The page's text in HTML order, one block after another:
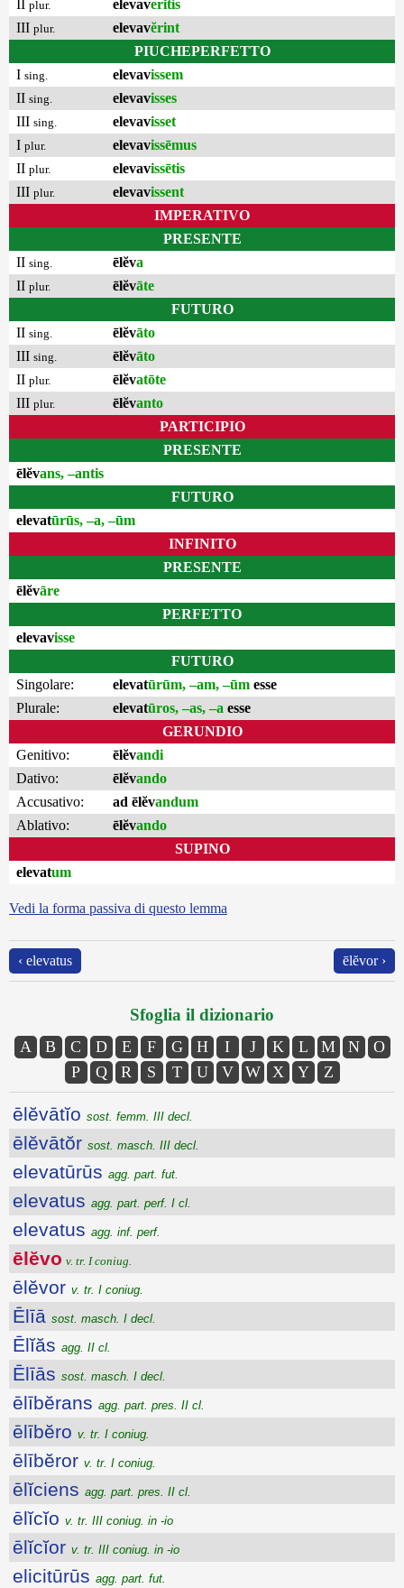
plur. elevaverĭtis
III plur. elevavĕrint
PIUCHEPERFETTO
I sing. elevavissem
II sing. elevavisses
III sing. elevavisset
I plur. elevavissēmus
II plur. elevavissētis
III plur. elevavissent
IMPERATIVO
PRESENTE
II sing. ēlĕva
II plur. ēlĕvāte
FUTURO
II sing. ēlĕvāto
III sing. ēlĕvāto
II plur. ēlĕvatōte
III plur. ēlĕvanto
PARTICIPIO
PRESENTE
ēlĕvans, –antis
FUTURO
elevatūrūs, –a, –ūm
INFINITO
PRESENTE
ēlĕvāre
PERFETTO
elevavisse
FUTURO
Singolare:
elevatūrūm, –am, –ūm esse
Plurale:
elevatūros, –as, –a esse
GERUNDIO
Genitivo:
ēlĕvandi
Dativo:
ēlĕvando
Accusativo:
ad ēlĕvandum
Ablativo:
ēlĕvando
SUPINO
elevatum
Vedi la forma passiva di questo lemma
‹ elevatus ēlĕvor ›
Sfoglia il dizionario
A B C D E F G H I J K L M N
O
P
Q R S T U V W X Y Z
ēlĕvātĭo sost. femm. III decl.
ēlĕvātŏr sost. masch. III decl.
elevatūrūs agg. part. fut.
elevatus agg. part. perf. I cl.
elevatus agg. inf. perf.
ēlĕvo v. tr. I coniug.
ēlĕvor v. tr. I coniug.
Ēlīā sost. masch. I decl.
Ēlĭăs agg. II cl.
Ēlīās sost. masch. I decl.
ēlībĕrans agg. part. pres. II cl.
ēlībĕro v. tr. I coniug.
ēlībĕror v. tr. I coniug.
ēlĭciens agg. part. pres. II cl.
ēlĭcĭo v. tr. III coniug. in -io
ēlĭcĭor v. tr. III coniug. in -io
elicitūrūs agg. part. fut.